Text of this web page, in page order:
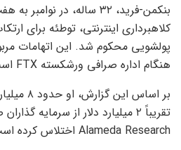
بنکمن-فرید، ۳۲ ساله، در
کلاهبرداری اینترنتی، توطئه برای
پولشویی محکوم شد. این اتهامات
هنگام اداره صرافی ورشکسته FTX است.
تقریباً ۲ میلیارد دلار از سرمایه
Alameda Research اختلاس کرده است.